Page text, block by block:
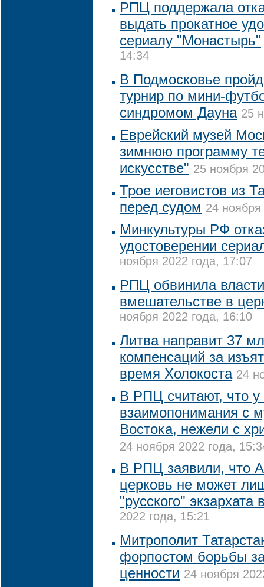
РПЦ поддержала
выдать прокатное
сериалу "Монастырь"
14:34
В Подмосковье
турнир по мини-
синдромом Дауна 25
Еврейский музей
зимнюю программу
искусстве" 25 ноября
Трое иеговистов из
перед судом 24
Минкультуры РФ
удостоверении
ноября 2022 года, 17:07
РПЦ обвинила
вмешательстве в
ноября 2022 года, 16:10
Литва направит 37
компенсаций за
время Холокоста 24
В РПЦ считают, что
взаимопонимания с
Востока, нежели с
24 ноября 2022 года,
В РПЦ заявили, что
церковь не может
"русского"
2022 года, 15:21
Митрополит
форпостом борьбы
ценности 24 ноября